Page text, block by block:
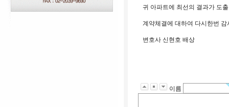
귀 아파트에 최선의 결과가 도
계약체결에 대하여 다시한번 감
변호사 신현호 배상
이름